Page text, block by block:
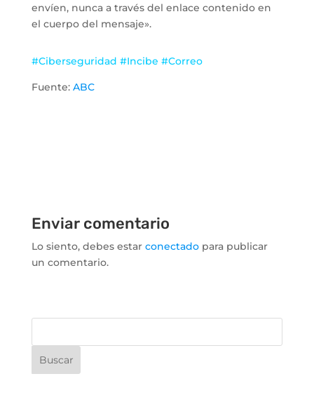
envíen, nunca a través del enlace contenido en
el cuerpo del mensaje».
#Ciberseguridad #Incibe #Correo
Fuente: ABC
Enviar comentario
Lo siento, debes estar conectadopara publicar
un comentario.